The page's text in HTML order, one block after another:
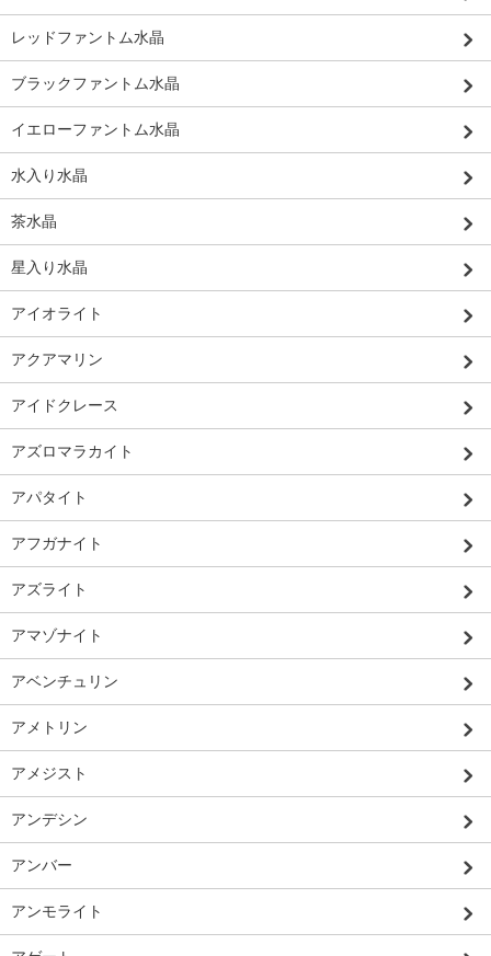
レッドファントム水晶
ブラックファントム水晶
イエローファントム水晶
水入り水晶
茶水晶
星入り水晶
アイオライト
アクアマリン
アイドクレース
アズロマラカイト
アパタイト
アフガナイト
アズライト
アマゾナイト
アベンチュリン
アメトリン
アメジスト
アンデシン
アンバー
アンモライト